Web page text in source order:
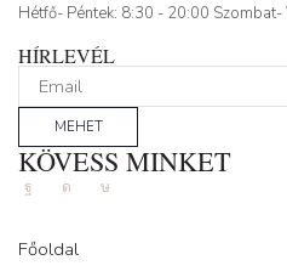
Hétfő- Péntek: 8:30 - 20:00
HÍRLEVÉL
MEHET
KÖVESS MINKET
FacebookInstagram
Tik-
Főoldal